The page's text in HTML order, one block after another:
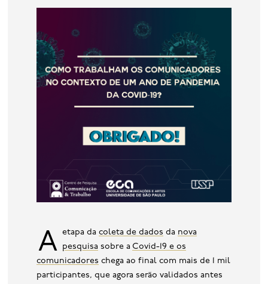
base de dados
publicações na mídia
A etapa dacoleta de dados da nova
pesquisa sobre aCovid-19 e os
comunicadores chega ao final com mais de 1 mil
participantes, que agora serão validados antes